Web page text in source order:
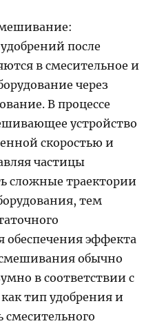
после
в смесительное и
через
В процессе
устройство
скоростью и
частицы
сложные траектории
тем
эффекта
обычно
в соответствии с
тип удобрения и
смесительного